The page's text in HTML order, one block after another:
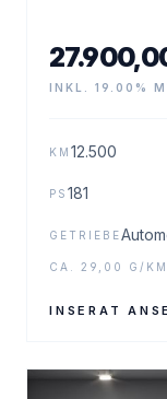
INKL. 19.00%
KM 12.500
PS 181
GETRIEBE
CA. 29,00 G/
INSERAT